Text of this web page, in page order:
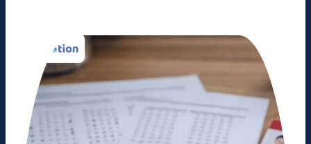
Penyebab
Lolos
CPNS
dan
Solusi